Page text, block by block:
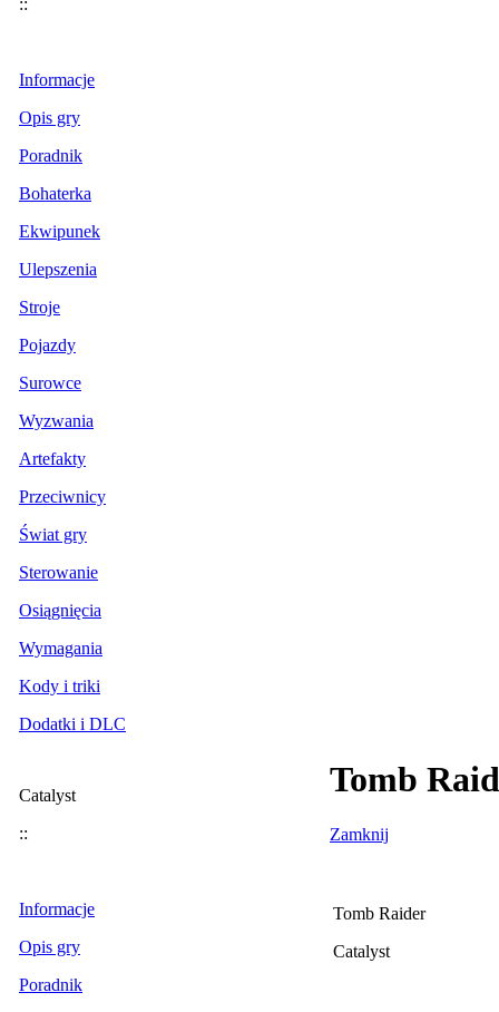
::
Informacje
Opis gry
Poradnik
Bohaterka
Ekwipunek
Ulepszenia
Stroje
Pojazdy
Surowce
Wyzwania
Artefakty
Przeciwnicy
Świat gry
Sterowanie
Osiągnięcia
Wymagania
Kody i triki
Dodatki i DLC
Catalyst
::
Informacje
Opis gry
Poradnik
Tomb
Zamknij
Tomb Raider
Catalyst